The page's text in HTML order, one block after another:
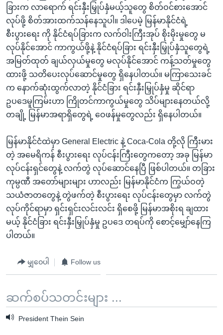
ခြားက လာရောက် ရင်းနှီးမြှုပ်နှံမယ့်သူတွေ စိတ်ဝင်စားအောင်
လုပ်ဖို့ စိတ်အားထက်သန်နေသူပါ။ ဒါပေမဲ့ မြန်မာနိုင်ငံရဲ့
စီးပွားရေး ကို နိုင်ငံရပ်ခြားက လက်ဝါးကြီးအုပ် စိုးမိုးမှုတွေ မ
လုပ်နိုင်အောင် ကာကွယ်ဖို့နဲ့ နိုင်ငံရပ်ခြား ရင်းနှီးမြှုပ်နှံသူတွေရဲ့
အမြတ်ထုတ် ချယ်လှယ်မှုတွေ မလုပ်နိုင်အောင် ကန့်သတ်မှုတွေ
ထားဖို့ သတိပေးလုပ်ဆောင်မှုတွေ ရှိနေပါတယ်။ မကြာသေးခင်
က နောက်ဆုံးထွက်လာတဲ့ နိုင်ငံခြား ရင်းနှီးမြှုပ်နှံမှု ဆိုင်ရာ
ဥပဒေမူကြမ်းဟာ ကြိုတင်ကာကွယ်မှုတွေ သိပ်များနေတယ်လို့
တချို့ မြန်မာအရာရှိတွေရဲ့ ဝေဖန်မှုတွေလည်း ရှိနေပါတယ်။
မြန်မာနိုင်ငံထဲမှာ General Electric နဲ့ Coca-Cola တို့လို ကြီးမား
တဲ့ အမေရိကန် စီးပွားရေး လုပ်ငန်းကြီးတွေကတော့ အခု မြန်မာ
လုပ်ငန်းရှင်တွေနဲ့ လက်တွဲ လုပ်ဆောင်နေပြီ ဖြစ်ပါတယ်။ တခြား
ကုမ္ပဏီ အတော်များများ ဟာလည်း မြန်မာနိုင်ငံက ကြွယ်ဝတဲ့
သယံဇာတတွေနဲ့ တွဲဖက်တဲ့ စီးပွားရေး လုပ်ငန်းတွေမှာ လက်တွဲ
လုပ်ကိုင်ရာမှာ ရှင်းရှင်းလင်းလင်း ရှိစေဖို့ မြန်မာအစိုးရ ချထား
မယ့် နိုင်ငံခြား ရင်းနှီးမြှုပ်နှံမှု ဥပဒေ တရပ်ကို စောင့်မျှော်နေကြ
ပါတယ်။
မျှဝေပါ Follow us
ဆက်စပ်သတင်းများ ...
President Thein Sein